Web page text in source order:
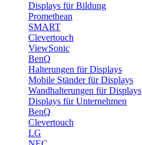
Displays für Bildung
Promethean
SMART
Clevertouch
ViewSonic
BenQ
Halterungen für Displays
Mobile Ständer für Displays
Wandhalterungen für Displays
Displays für Unternehmen
BenQ
Clevertouch
LG